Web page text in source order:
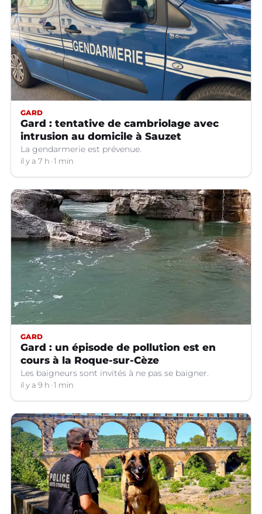
GARD
Gard : tentative de cambriolage avec
intrusion au domicile à Sauzet
La gendarmerie est prévenue.
il y a 7 h 1 min
GARD
Gard : un épisode de pollution est en
cours à la Roque-sur-Cèze
Les baigneurs sont invités à ne pas se baigner.
il y a 9 h 1 min